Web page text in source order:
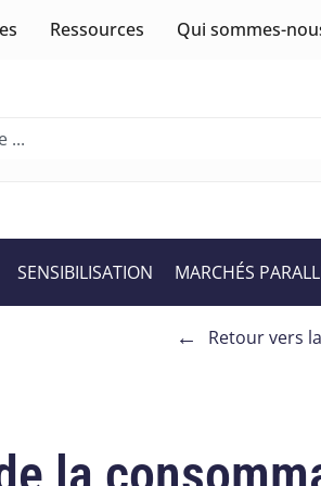
Ressources Qui sommes-
SENSIBILISATION MARCHÉS
← Retour vers